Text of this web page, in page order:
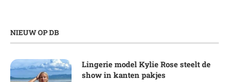
NIEUW OP DB
Lingerie model Kylie Rose steelt de
show in kanten pakjes